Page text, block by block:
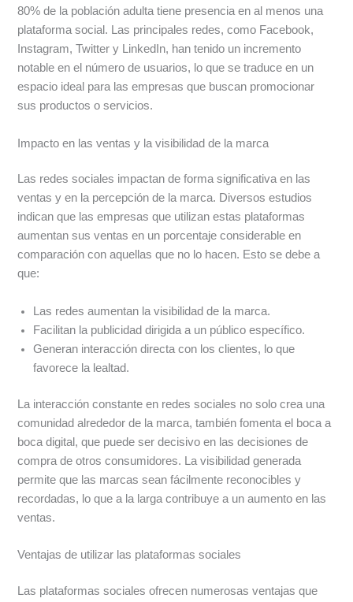
80% de la población adulta tiene presencia en al menos una
plataforma social. Las principales redes, como Facebook,
Instagram, Twitter y LinkedIn, han tenido un incremento
notable en el número de usuarios, lo que se traduce en un
espacio ideal para las empresas que buscan promocionar
sus productos o servicios.
Impacto en las ventas y la visibilidad de la marca
Las redes sociales impactan de forma significativa en las
ventas y en la percepción de la marca. Diversos estudios
indican que las empresas que utilizan estas plataformas
aumentan sus ventas en un porcentaje considerable en
comparación con aquellas que no lo hacen. Esto se debe a
que:
Las redes aumentan la visibilidad de la marca.
Facilitan la publicidad dirigida a un público específico.
Generan interacción directa con los clientes, lo que
favorece la lealtad.
La interacción constante en redes sociales no solo crea una
comunidad alrededor de la marca, también fomenta el boca a
boca digital, que puede ser decisivo en las decisiones de
compra de otros consumidores. La visibilidad generada
permite que las marcas sean fácilmente reconocibles y
recordadas, lo que a la larga contribuye a un aumento en las
ventas.
Ventajas de utilizar las plataformas sociales
Las plataformas sociales ofrecen numerosas ventajas que